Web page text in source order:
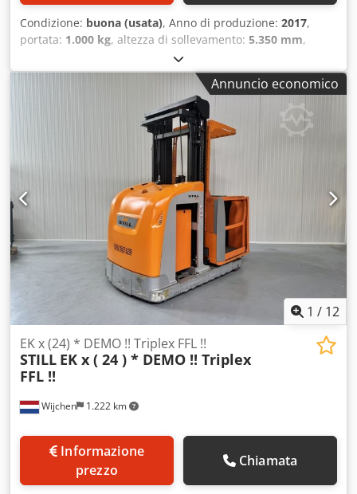
Condizione: buona (usata), Anno di produzione: 2017,
portata: 1.000 kg, altezza di sollevamento: 5.350 mm,
2.900 mm
3.324 h, tipo di carburante:elettrico, Produttore +
modello: STILL EK-X 10 Montante: 2W5350 Dwedpfx Apszq
Uiropea ID: 25100.3210 Categoria: Usato Montante: 2W
Altezza abbassata: 2900 mm Altezza di sollevamento: 5350
mm Portata: 1000 kg Altezza piattaforma: 4750 mm Altezza
picking: 6350 mm Sollevamento iniziale: Sì Larghezza
cabina: 1200 mm Anno: 2017 Ore: 3324 ore Batteria: 24 V /
560 Ah - anno 2019
Annuncio economico
1 / 12
Wijchen 1.222 km
EK x (24) * DEMO !! Triplex FFL !!
STILL EK x ( 24 ) * DEMO !! Triplex
FFL !!
prezzo
Chiamata